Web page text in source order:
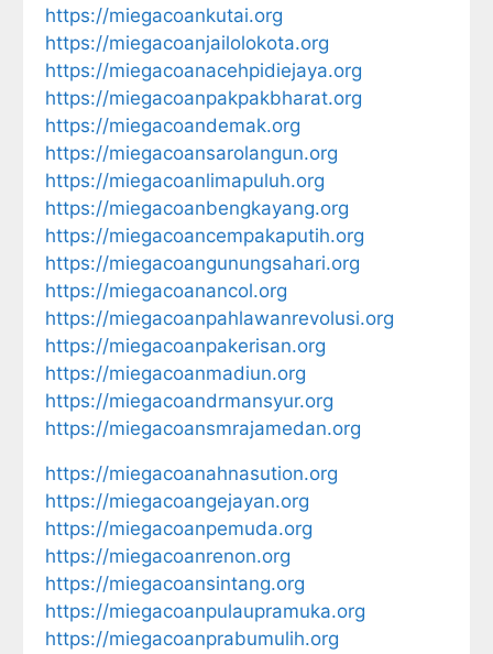
https://miegacoankutai.org
https://miegacoanjailolokota.org
https://miegacoanacehpidiejaya.org
https://miegacoanpakpakbharat.org
https://miegacoandemak.org
https://miegacoansarolangun.org
https://miegacoanlimapuluh.org
https://miegacoanbengkayang.org
https://miegacoancempakaputih.org
https://miegacoangunungsahari.org
https://miegacoanancol.org
https://miegacoanpahlawanrevolusi.org
https://miegacoanpakerisan.org
https://miegacoanmadiun.org
https://miegacoandrmansyur.org
https://miegacoansmrajamedan.org
https://miegacoanahnasution.org
https://miegacoangejayan.org
https://miegacoanpemuda.org
https://miegacoanrenon.org
https://miegacoansintang.org
https://miegacoanpulaupramuka.org
https://miegacoanprabumulih.org